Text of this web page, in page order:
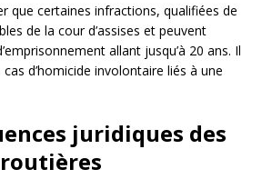
que certaines infractions, qualifiées de
de la cour d’assises et peuvent
allant jusqu’à 20 ans. Il
d’homicide involontaire liés à une
juridiques des